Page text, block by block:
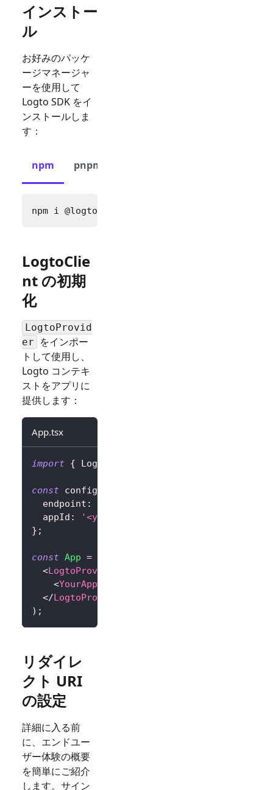
インストー
ル
お好みのパッケ
ージマネージャ
ーを使用して
Logto SDK をイ
ンストールしま
す：
npm pnpm
npm i @logto/react
LogtoClie
nt の初期
化
LogtoProvid
er
をインポー
トして使用し、
Logto コンテキ
ストをアプリに
提供します：
App.tsx
import { LogtoProvider
const config
  endpoint
:
  appId
: '<your-application-id>'
} ;
const App =
<LogtoProvider
<YourAppContent
</LogtoProvider
) ;
リダイレ
クト URI
の設定
詳細に入る前
に、エンドユー
ザー体験の概要
を簡単にご紹介
します。サイン